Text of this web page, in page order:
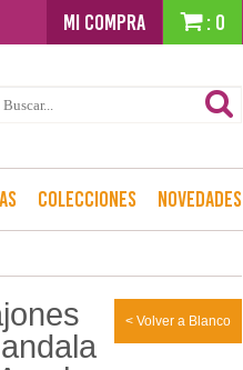
MI COMPRA : 0
Colecciones Novedades
< Volver a Blanco